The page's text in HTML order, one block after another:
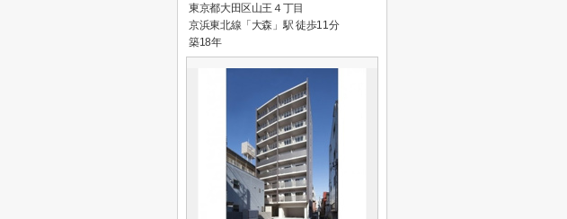
東京都大田区山王４丁目
京浜東北線「大森」駅 徒歩11分
築18年